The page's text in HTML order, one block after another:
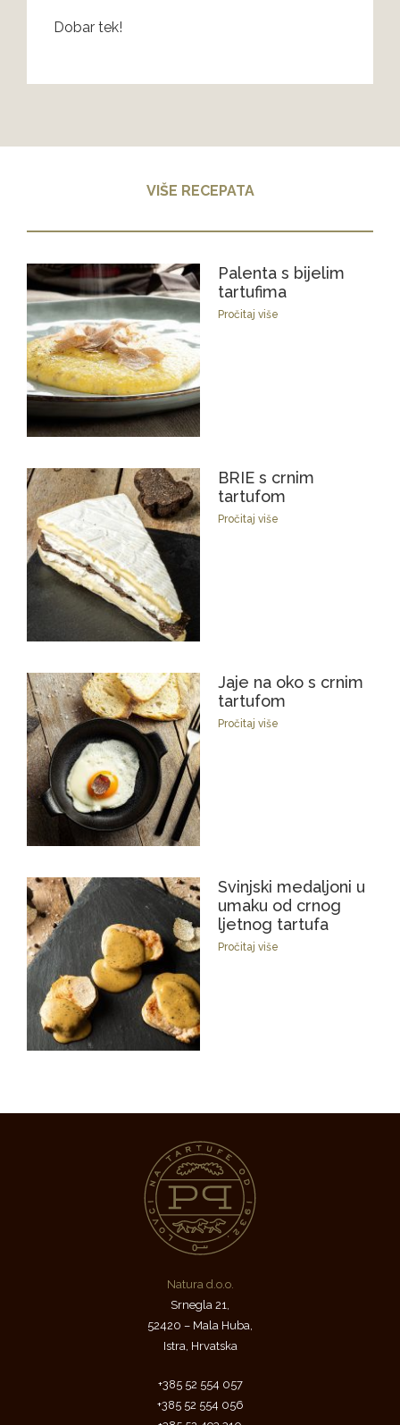
Dobar tek!
VIŠE RECEPATA
Palenta s bijelim
tartufima
Pročitaj više
BRIE s crnim
tartufom
Pročitaj više
Jaje na oko s crnim
tartufom
Pročitaj više
Svinjski medaljoni u
umaku od crnog
ljetnog tartufa
Pročitaj više
Natura d.o.o.
Srnegla 21,
52420 – Mala Huba,
Istra, Hrvatska
+385 52 554 057
+385 52 554 056